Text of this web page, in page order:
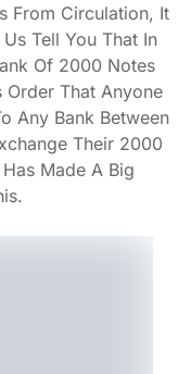
From Circulation, It
Tell You That In
Of 2000 Notes
Order That Anyone
Any Bank Between
Their 2000
Made A Big